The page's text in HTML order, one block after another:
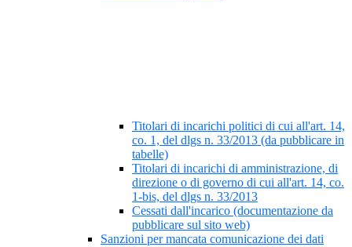
Titolari di incarichi politici di cui all'art. 14,
co. 1, del dlgs n. 33/2013 (da pubblicare in
tabelle)
Titolari di incarichi di amministrazione, di
direzione o di governo di cui all'art. 14, co.
1-bis, del dlgs n. 33/2013
Cessati dall'incarico (documentazione da
pubblicare sul sito web)
Sanzioni per mancata comunicazione dei dati